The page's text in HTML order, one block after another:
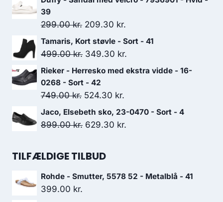
var:
749.00 kr..524.30 kr..
39
299.00kr. Den
oprindelige
pris
299.00 kr..
209.30 kr.
aktuelle
Tamaris, Kort støvle - Sort - 41
499.00kr. Den
oprindelige
pris
var:
499.00 kr..
349.30 kr.
aktuelle
349.30 kr..
Rieker - Herresko med ekstra vidde - 16-
0268 - Sort - 42
749.00kr. Den
oprindelige
pris
524.30 kr.
aktuelle
pris
Jaco, Elsebeth sko, 23-0470 - Sort - 4
899.00kr. Den
pris
899.00 kr..
629.30 kr.
629.30 kr..
TILFÆLDIGE TILBUD
Rohde - Smutter, 5578 52 - Metalblå - 41
399.00 kr.